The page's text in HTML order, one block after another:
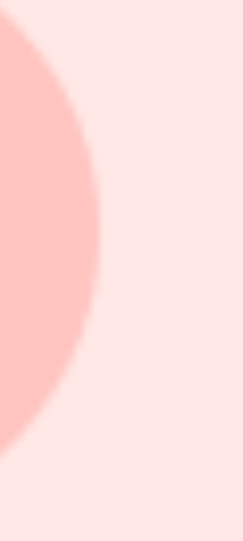
bedömer att fastighetssektorn har
inom e-sport, gaming och
dess har aktien inte rört sig särskilt